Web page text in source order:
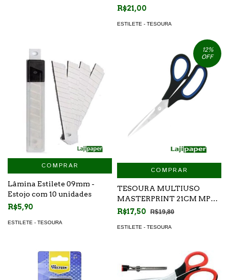
(TES004) 10,5X5,5CM
R$21,00
ESTILETE - TESOURA
COMPRAR
Lâmina Estilete 09mm -
Estojo com 10 unidades
R$5,90
ESTILETE - TESOURA
12%
OFF
COMPRAR
TESOURA MULTIUSO
MASTERPRINT 21CM MP
511
R$17,50 R$19,80
ESTILETE - TESOURA